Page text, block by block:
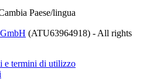
Paese/lingua
(ATU63964918) - All rights
e termini di utilizzo